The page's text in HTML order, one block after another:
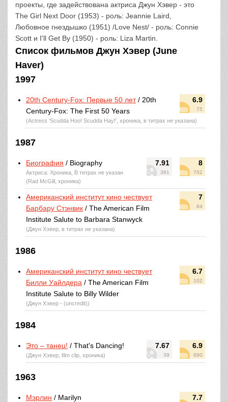
проекты, где задействована актриса Джун Хэвер - это
The Girl Next Door (1953) - роль: Jeannie Laird,
Любовное гнездышко (1951) /Love Nest/ - роль: Connie
Scott и I'll Get By (1950) - роль: Liza Martin.
Список фильмов Джун Хэвер (June
Haver)
1997
6.9
75
20th Century-Fox: Первые 50 лет/ 20th
Century-Fox: The First 50 Years
(Actress 'Scudda Hoo! Scudda Hay!', хроника, в титрах не указана)
1987
7.91
391
8
702
Биография / Biography
Актриса: Хроника, В титрах не указан
(Rad McGill, хроника)
7
84
Американский институт кино чествует
Барбару Стэнвик / The American Film
Institute Salute to Barbara Stanwyck
(Джун Хэвер, в титрах не указана)
1986
6.7
102
Американский институт кино чествует
Билли Уайлдера / The American Film
Institute Salute to Billy Wilder
(Джун Хэвер - (uncredit))
1984
7.67
39
6.9
690
Это – танец! / That's Dancing!
(Джун Хэвер, film clip, хроника)
1963
7.7
Мэрлин / Marilyn